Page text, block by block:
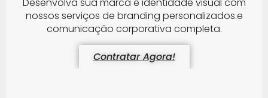
nossos serviços de branding personalizados.e
comunicação corporativa completa.
Contratar Agora!